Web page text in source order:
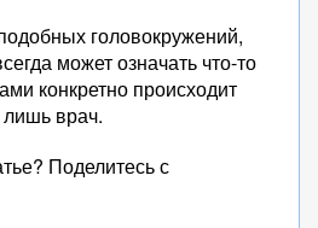
головокружений,
может означать что-то
конкретно происходит
врач.
Поделитесь с